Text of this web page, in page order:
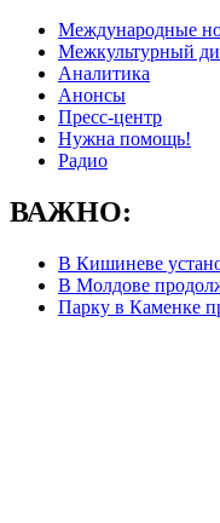
Международные
Межкультурный
Аналитика
Анонсы
Пресс-центр
Нужна помощь!
Радио
ВАЖНО:
В Кишиневе
В Молдове
Парку в Каменке